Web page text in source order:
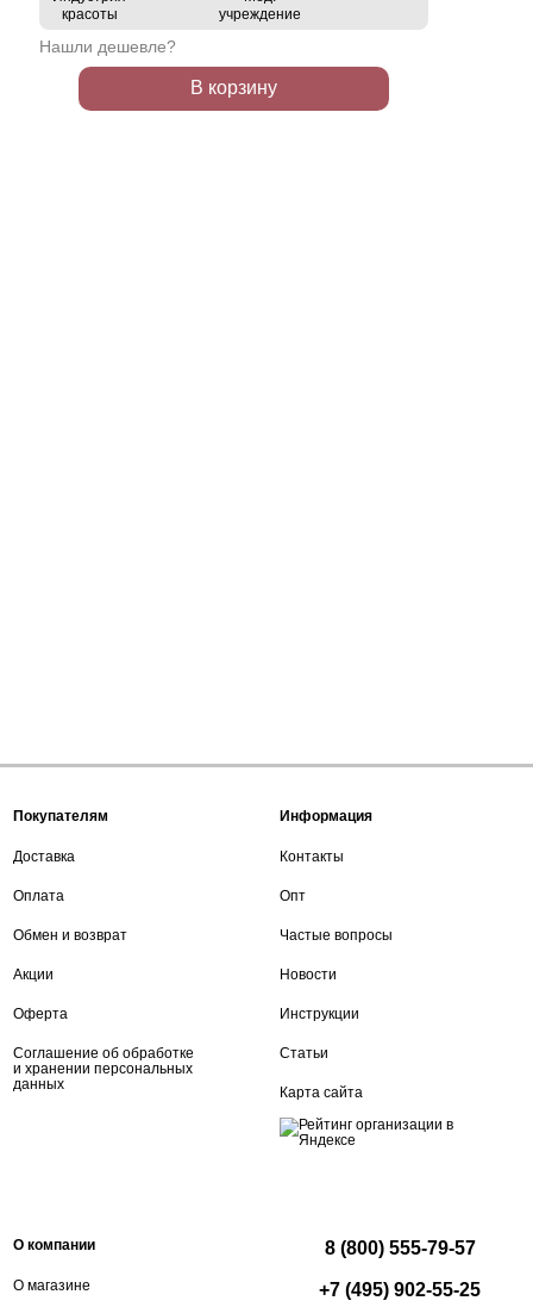
красоты
учреждение
Нашли дешевле?
В корзину
Покупателям
Доставка
Оплата
Обмен и возврат
Акции
Оферта
Соглашение об обработке
и хранении персональных
данных
Информация
Контакты
Опт
Частые вопросы
Новости
Инструкции
Статьи
Карта сайта
О компании
О магазине
8 (800) 555-79-57
+7 (495) 902-55-25